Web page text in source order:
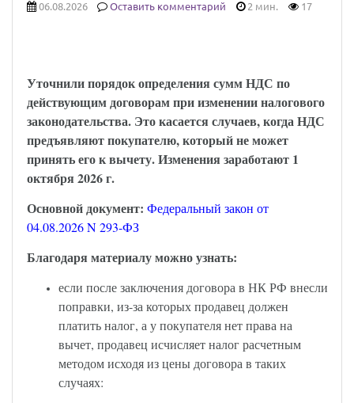
06.08.2026 Оставить комментарий 2 мин. 17
Уточнили порядок определения сумм НДС по
действующим договорам при изменении налогового
законодательства. Это касается случаев, когда НДС
предъявляют покупателю, который не может
принять его к вычету. Изменения заработают 1
октября 2026 г.
Основной документ: Федеральный закон от
04.08.2026 N 293-ФЗ
Благодаря материалу можно узнать:
если после заключения договора в НК РФ внесли
поправки, из-за которых продавец должен
платить налог, а у покупателя нет права на
вычет, продавец исчисляет налог расчетным
методом исходя из цены договора в таких
случаях: